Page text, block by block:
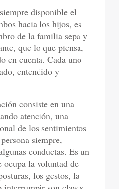
disponible el
hacia los hijos, es
de la familia sepa y
que lo que piensa,
en cuenta. Cada uno
entendido y
consiste en una
atención, una
de los sentimientos
siempre,
conductas. Es un
ocupa la voluntad de
los gestos, la